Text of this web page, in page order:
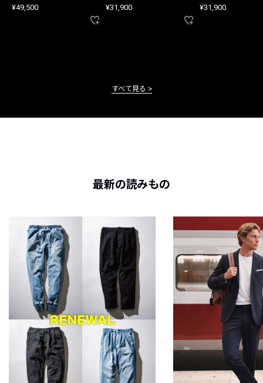
¥49,500 ¥31,900 ¥31,900
すべて見る
最新の読みもの